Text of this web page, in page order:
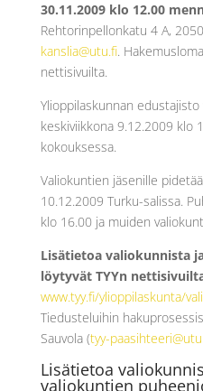
30.11.2009 klo 12.00
Rehtorinpellonkatu 4 A,
kanslia@utu.fi.
nettisivuilta.
Ylioppilaskunnan
keskiviikkona 9.12.2009 klo
kokouksessa.
Valiokuntien jäsenille
10.12.2009 Turku-salissa.
klo 16.00 ja muiden
Lisätietoa valiokunnista
löytyvät TYYn
www.tyy.fi/ylioppilaskunta/
Tiedusteluihin
Sauvola (tyy-
Lisätietoa
valiokuntien